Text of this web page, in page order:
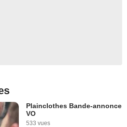
Plainclothes Bande-annonce
VO
533 vues